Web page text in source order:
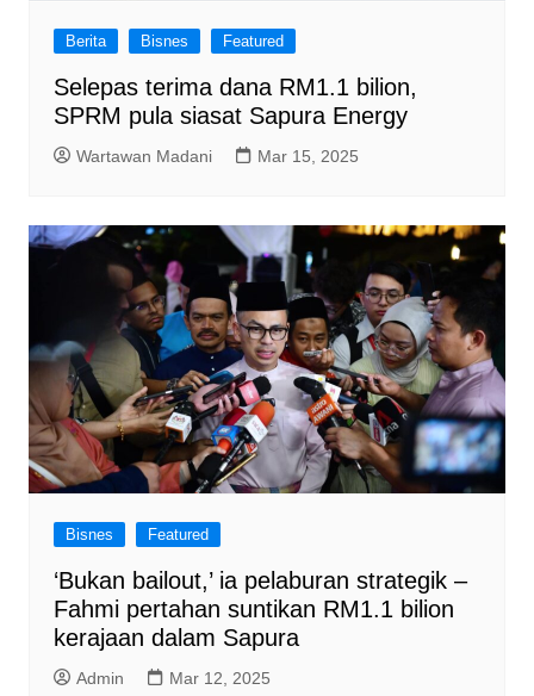
Berita Bisnes Featured
Selepas terima dana RM1.1 bilion,
SPRM pula siasat Sapura Energy
Wartawan Madani Mar 15, 2025
Bisnes Featured
‘Bukan bailout,’ ia pelaburan strategik –
Fahmi pertahan suntikan RM1.1 bilion
kerajaan dalam Sapura
Admin Mar 12, 2025